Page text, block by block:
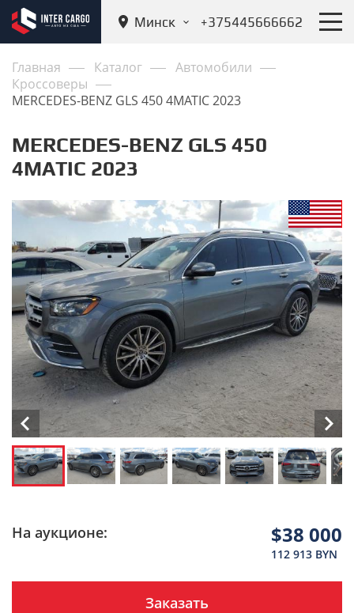
Минск +375445666662
Главная Каталог
Автомобили
Кроссоверы
MERCEDES-BENZ GLS 450 4MATIC 2023
MERCEDES-BENZ GLS 450
4MATIC 2023
На аукционе: $38 000
112 913 BYN
Заказать